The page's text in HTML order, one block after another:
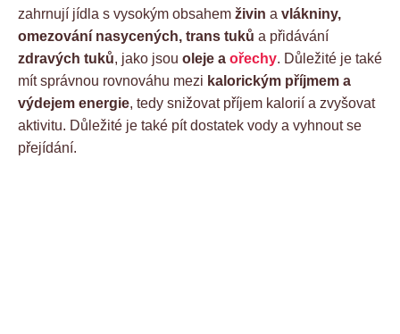
zahrnují jídla s vysokým obsahem živin a vlákniny,
omezování nasycených, trans tuků a přidávání
zdravých tuků, jako jsou oleje a ořechy. Důležité je také
mít správnou rovnováhu mezi kalorickým příjmem a
výdejem energie, tedy snižovat příjem kalorií a zvyšovat
aktivitu. Důležité je také pít dostatek vody a vyhnout se
přejídání.